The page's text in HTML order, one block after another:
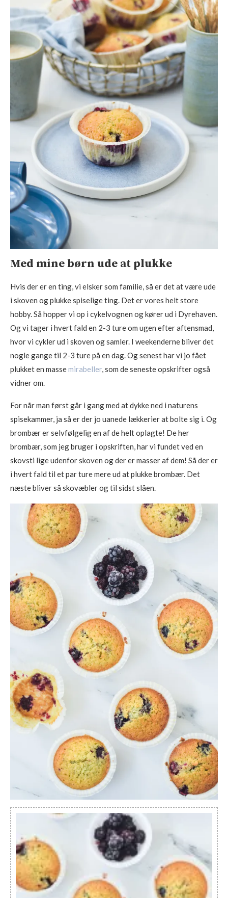
Med mine børn ude at plukke
Hvis der er en ting, vi elsker som familie, så er det at være ude
i skoven og plukke spiselige ting. Det er vores helt store
hobby. Så hopper vi op i cykelvognen og kører ud i Dyrehaven.
Og vi tager i hvert fald en 2-3 ture om ugen efter aftensmad,
hvor vi cykler ud i skoven og samler. I weekenderne bliver det
nogle gange til 2-3 ture på en dag. Og senest har vi jo fået
plukket en massemirabeller, som de seneste opskrifter også
vidner om.
For når man først går i gang med at dykke ned i naturens
spisekammer, ja så er der jo uanede lækkerier at bolte sig i. Og
brombær er selvfølgelig en af de helt oplagte! De her
brombær, som jeg bruger i opskriften, har vi fundet ved en
skovsti lige udenfor skoven og der er masser af dem! Så der er
i hvert fald til et par ture mere ud at plukke brombær. Det
næste bliver så skovæbler og til sidst slåen.